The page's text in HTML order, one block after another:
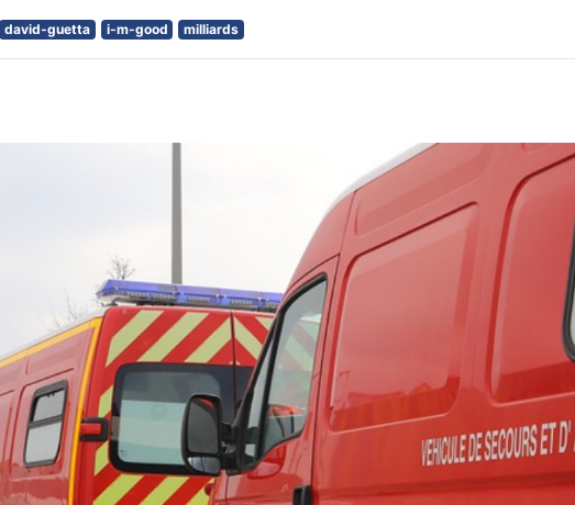
david-guetta i-m-good milliards